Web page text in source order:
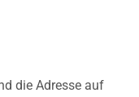
die Adresse auf